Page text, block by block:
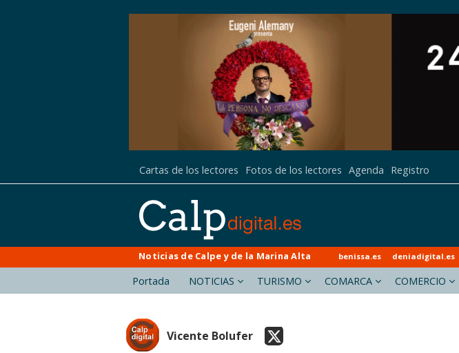
Cartas de los lectores Fotos de los lectores Agenda Registro
Noticias de Calpe y de la Marina Alta benissa.es deniadigital.es
Portada NOTICIAS TURISMO COMARCA COMERCIO
Vicente Bolufer